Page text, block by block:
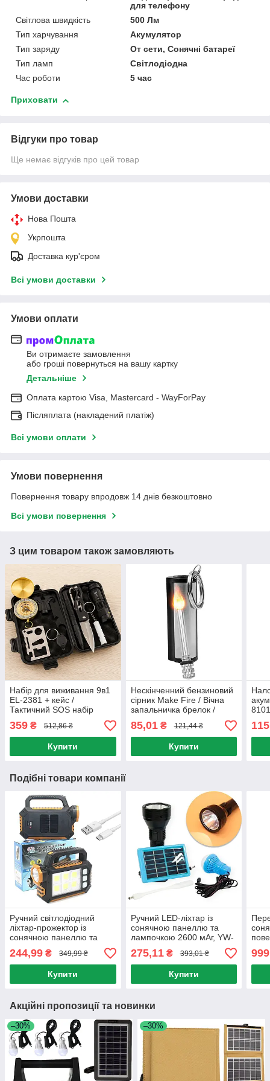
для телефону
Світлова швидкість
500 Лм
Тип харчування
Акумулятор
Тип заряду
От сети, Сонячні батареї
Тип ламп
Світлодіодна
Час роботи
5 час
Приховати
Відгуки про товар
Ще немає відгуків про цей товар
Умови доставки
Нова Пошта
Укрпошта
Доставка кур'єром
Всі умови доставки
Умови оплати
Ви отримаєте замовлення
або гроші повернуться на вашу картку
Детальніше
Оплата картою Visa, Mastercard - WayForPay
Післяплата (накладений платіж)
Всі умови оплати
Умови повернення
Повернення товару впродовж 14 днів безкоштовно
Всі умови повернення
З цим товаром також замовляють
Набір для виживання 9в1
EL-2381 + кейс /
Тактичний SOS набір
інструментів / Туристичний
комплект виживальника
359 ₴ 512,86 ₴
Купити
Нескінченний бензиновий
сірник Make Fire / Вічна
запальничка брелок /
Засіб для розпалу вогню
85,01₴ 121,44 ₴
Купити
на
Подібні товари компанії
Ручний світлодіодний
ліхтар-прожектор із
сонячною панеллю та
повербанком 2800мАч, 7
+ 54 SMD, HS-8029-1-A
244,99 ₴ 349,99 ₴
Купити
Ручний LED-ліхтар із
сонячною панеллю та
лампочкою 2600 мАг, YW-
038 / Автономна сонячна
станція
275,11₴ 393,01 ₴
Купити
999
Акційні пропозиції та новинки
–30% –30%